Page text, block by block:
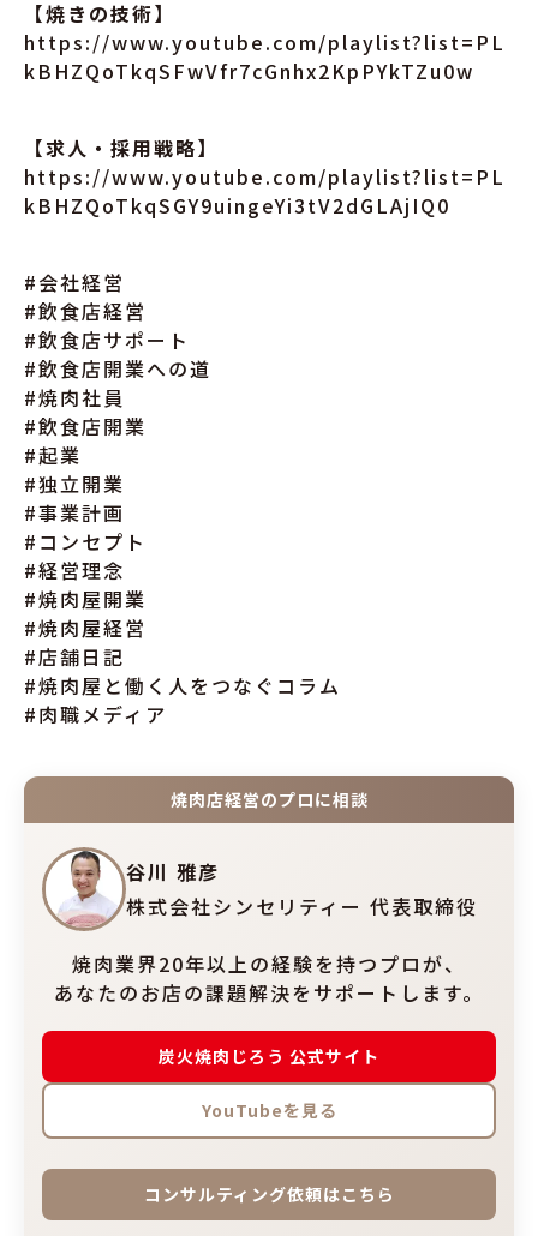
【焼きの技術】
https://www.youtube.com/playlist?list=PL
kBHZQoTkqSFwVfr7cGnhx2KpPYkTZu0w
【求人・採用戦略】
https://www.youtube.com/playlist?list=PL
kBHZQoTkqSGY9uingeYi3tV2dGLAjIQ0
#会社経営
#飲食店経営
#飲食店サポート
#飲食店開業への道
#焼肉社員
#飲食店開業
#起業
#独立開業
#事業計画
#コンセプト
#経営理念
#焼肉屋開業
#焼肉屋経営
#店舗日記
#焼肉屋と働く人をつなぐコラム
#肉職メディア
焼肉店経営のプロに相談
谷川 雅彦
株式会社シンセリティー 代表取締役
焼肉業界20年以上の経験を持つプロが、
あなたのお店の課題解決をサポートします。
炭火焼肉じろう 公式サイト
YouTubeを見る
コンサルティング依頼はこちら